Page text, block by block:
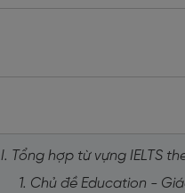
I. Tổng hợp từ vựng IELTS
1. Chủ đề Education -